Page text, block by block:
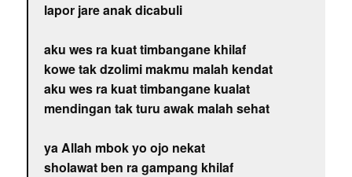
lapor jare anak dicabuli
aku wes ra kuat timbangane khilaf
kowe tak dzolimi makmu malah kendat
aku wes ra kuat timbangane kualat
mendingan tak turu awak malah sehat
ya Allah mbok yo ojo nekat
sholawat ben ra gampang khilaf